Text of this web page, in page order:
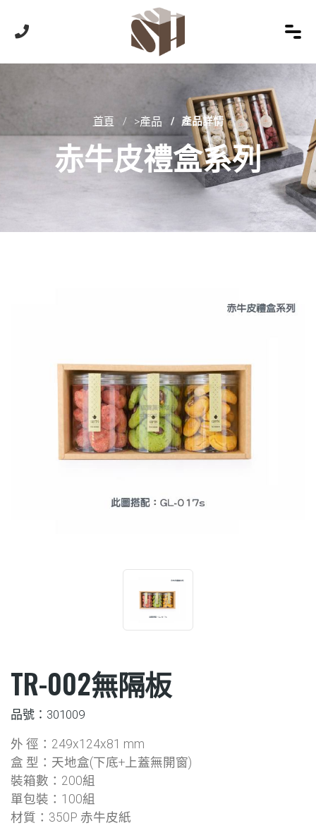
首頁 >產品 產品詳情
赤牛皮禮盒系列
TR-002無隔板
品號：301009
外 徑：249x124x81 mm
盒 型：天地盒(下底+上蓋無開窗)
裝箱數：200組
單包裝：100組
材質：350P 赤牛皮紙